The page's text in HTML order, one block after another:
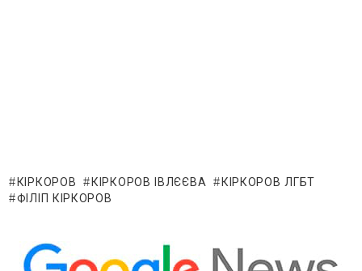
КІРКОРОВ КІРКОРОВ ІВЛЄЄВА
КІРКОРОВ ЛГБТ
ФІЛІП КІРКОРОВ